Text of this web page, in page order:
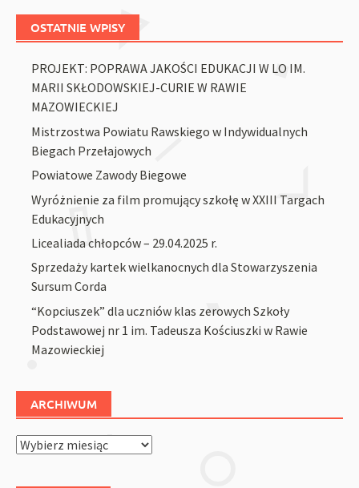
OSTATNIE WPISY
PROJEKT: POPRAWA JAKOŚCI EDUKACJI W LO IM.
MARII SKŁODOWSKIEJ-CURIE W RAWIE
MAZOWIECKIEJ
Mistrzostwa Powiatu Rawskiego w Indywidualnych
Biegach Przełajowych
Powiatowe Zawody Biegowe
Wyróżnienie za film promujący szkołę w XXIII Targach
Edukacyjnych
Licealiada chłopców – 29.04.2025 r.
Sprzedaży kartek wielkanocnych dla Stowarzyszenia
Sursum Corda
“Kopciuszek” dla uczniów klas zerowych Szkoły
Podstawowej nr 1 im. Tadeusza Kościuszki w Rawie
Mazowieckiej
ARCHIWUM
Archiwum